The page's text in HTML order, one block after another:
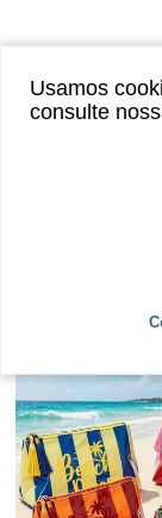
Usamos
consulte